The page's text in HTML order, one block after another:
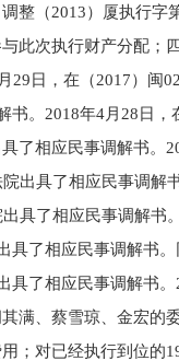
整（2013）厦执行
此次执行财产分配
29日，在（2017）
书。2018年4月28日
了相应民事调解书。
出具了相应民事调
具了相应民事调解
具了相应民事调解书
具了相应民事调解书
满、蔡雪琼、金宏
；对已经执行到位的